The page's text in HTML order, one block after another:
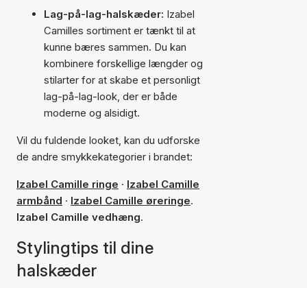
Lag-på-lag-halskæder: Izabel
Camilles sortiment er tænkt til at
kunne bæres sammen. Du kan
kombinere forskellige længder og
stilarter for at skabe et personligt
lag-på-lag-look, der er både
moderne og alsidigt.
Vil du fuldende looket, kan du udforske
de andre smykkekategorier i brandet:
Izabel Camille ringe · Izabel Camille
armbånd · Izabel Camille øreringe.
Izabel Camille vedhæng.
Stylingtips til dine
halskæder